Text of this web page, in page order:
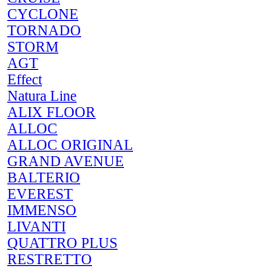
CYCLONE
TORNADO
STORM
AGT
Effect
Natura Line
ALIX FLOOR
ALLOC
ALLOC ORIGINAL
GRAND AVENUE
BALTERIO
EVEREST
IMMENSO
LIVANTI
QUATTRO PLUS
RESTRETTO